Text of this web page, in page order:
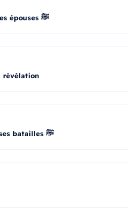
Sa famille et ses épouses ﷺ
révélation
Le résumé de ses batailles ﷺ